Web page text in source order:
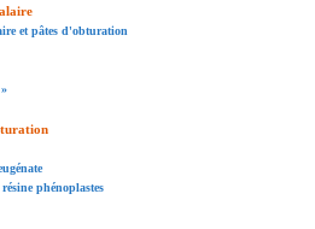
et pâtes d'obturation
phénoplastes